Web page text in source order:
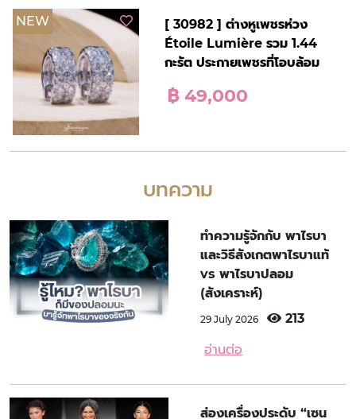
NEW
[ 30982 ] ต่างหูเพชรห่วง
Étoile Lumière รวม 1.44
กะรัต ประกายเพชรที่โอบล้อม
฿ 49,000
บทความ
ทำความรู้จักกับ พาไรบา
และวิธีสังเกตพาไรบาแท้
vs พาไรบาปลอม
(สังเคราะห์)
29 July 2026 213
อ่านต่อ
ส่องเครื่องประดับ “เซน